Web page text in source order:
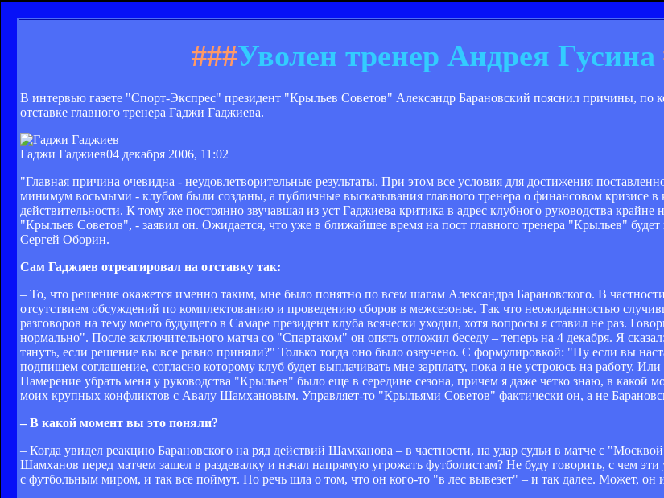
###Уволен тренер Андрея Гусина
В интервью газете "Спорт-Экспрес" президент "Крыльев Советов" Александр Барановский пояснил причины, по
отставке главного тренера Гаджи Гаджиева.
Гаджи Гаджиев04 декабря 2006, 11:02
"Главная причина очевидна - неудовлетворительные результаты. При этом все условия для достижения
минимум восьмыми - клубом были созданы, а публичные высказывания главного тренера о финансовом кризисе в
действительности. К тому же постоянно звучавшая из уст Гаджиева критика в адрес клубного руководства крайне
"Крыльев Советов", - заявил он. Ожидается, что уже в ближайшее время на пост главного тренера "Крыльев"
Сергей Оборин.
Сам Гаджиев отреагировал на отставку так:
– То, что решение окажется именно таким, мне было понятно по всем шагам Александра Барановского. В
отсутствием обсуждений по комплектованию и проведению сборов в межсезонье. Так что неожиданностью
разговоров на тему моего будущего в Самаре президент клуба всячески уходил, хотя вопросы я ставил не раз.
нормально". После заключительного матча со "Спартаком" он опять отложил беседу – теперь на 4 декабря. Я
тянуть, если решение вы все равно приняли?" Только тогда оно было озвучено. С формулировкой: "Ну если вы
подпишем соглашение, согласно которому клуб будет выплачивать мне зарплату, пока я не устроюсь на работу. Или
Намерение убрать меня у руководства "Крыльев" было еще в середине сезона, причем я даже четко знаю, в какой
моих крупных конфликтов с Авалу Шамхановым. Управляет-то "Крыльями Советов" фактически он, а не
– В какой момент вы это поняли?
– Когда увидел реакцию Барановского на ряд действий Шамханова – в частности, на удар судьи в матче с
Шамханов перед матчем зашел в раздевалку и начал напрямую угрожать футболистам? Не буду говорить, с чем
с футбольным миром, и так все поймут. Но речь шла о том, что он кого-то "в лес вывезет" – и так далее. Может, он